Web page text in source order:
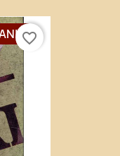
favorite_border